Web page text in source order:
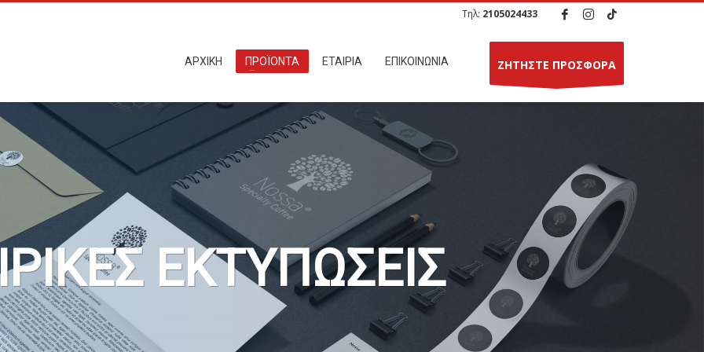
Τηλ: 2105024433
ΑΡΧΙΚΗ ΠΡΟΪΟΝΤΑ ΕΤΑΙΡΙΑ ΕΠΙΚΟΙΝΩΝΙΑ ΖΗΤΗΣΤΕ ΠΡΟΣΦΟΡΑ
ΕΚΤΥΠΩΣΕΙΣ